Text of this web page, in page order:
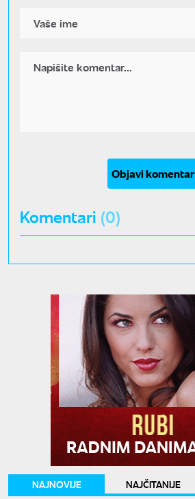
Objavi komentar
Komentari (0)
NAJNOVIJE NAJČITANIJE